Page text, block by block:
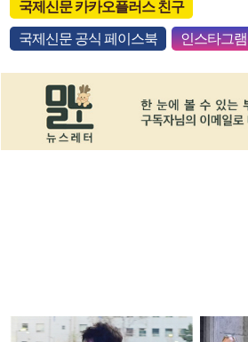
국제신문 카카오플러스 친구
국제신문 공식 페이스북 인스타그램